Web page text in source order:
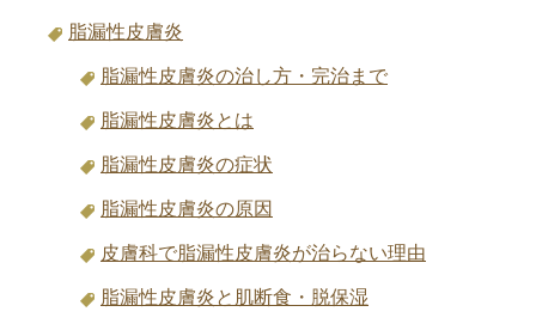
脂漏性皮膚炎
脂漏性皮膚炎の治し方・完治まで
脂漏性皮膚炎とは
脂漏性皮膚炎の症状
脂漏性皮膚炎の原因
皮膚科で脂漏性皮膚炎が治らない理由
脂漏性皮膚炎と肌断食・脱保湿